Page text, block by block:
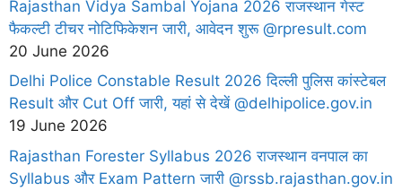
Rajasthan Vidya Sambal Yojana 2026 राजस्थान गेस्ट
फैकल्टी टीचर नोटिफिकेशन जारी, आवेदन शुरू @rpresult.com
20 June 2026
Delhi Police Constable Result 2026 दिल्ली पुलिस कांस्टेबल
Result और Cut Off जारी, यहां से देखें @delhipolice.gov.in
19 June 2026
Rajasthan Forester Syllabus 2026 राजस्थान वनपाल का
Syllabus और Exam Pattern जारी @rssb.rajasthan.gov.in